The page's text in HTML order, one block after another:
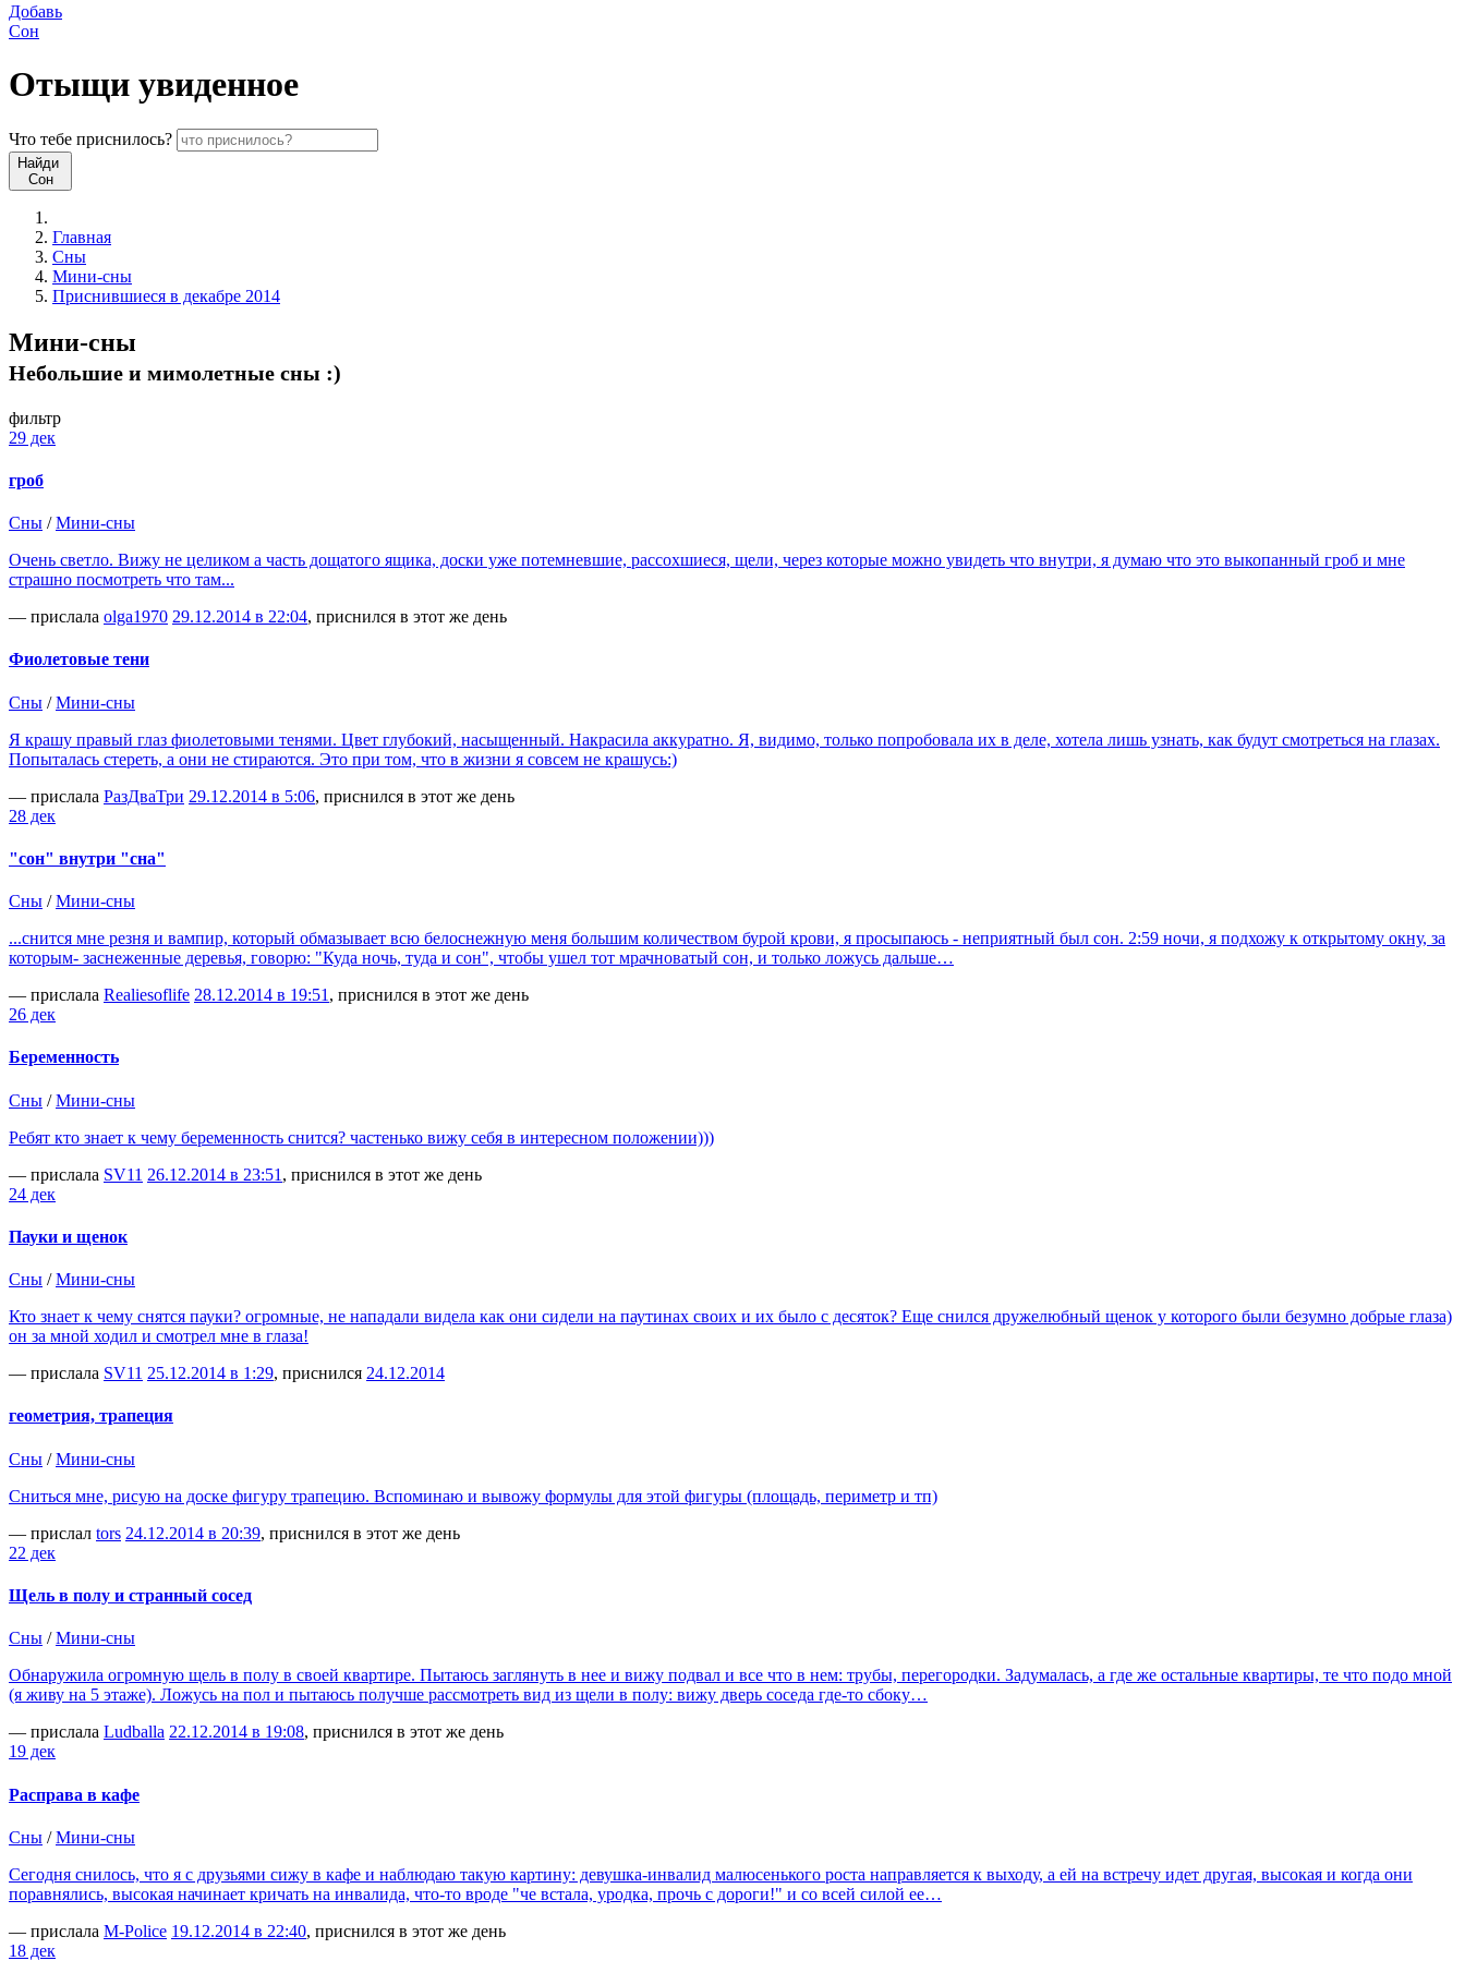
Добавь
Сон
Отыщи увиденное
Что тебе приснилось?
Найди
Сон
Главная
Сны
Мини-сны
Приснившиеся в декабре 2014
Мини-сны
Небольшие и мимолетные сны :)
фильтр
29 дек
гроб
Сны /Мини-сны
Очень светло. Вижу не целиком а часть дощатого ящика, доски уже потемневшие, рассохшиеся, щели, через которые можно увидеть что внутри, я думаю что это выкопанный гроб и мне
страшно посмотреть что там...
— прислала olga1970 29.12.2014 в 22:04, приснился в этот же день
Фиолетовые тени
Сны /Мини-сны
Я крашу правый глаз фиолетовыми тенями. Цвет глубокий, насыщенный. Накрасила аккуратно. Я, видимо, только попробовала их в деле, хотела лишь узнать, как будут смотреться на глазах.
Попыталась стереть, а они не стираются. Это при том, что в жизни я совсем не крашусь:)
— прислала РазДваТри 29.12.2014 в 5:06, приснился в этот же день
28 дек
"сон" внутри "сна"
Сны /Мини-сны
...снится мне резня и вампир, который обмазывает всю белоснежную меня большим количеством бурой крови, я просыпаюсь - неприятный был сон. 2:59 ночи, я подхожу к открытому окну, за
которым- заснеженные деревья, говорю: "Куда ночь, туда и сон", чтобы ушел тот мрачноватый сон, и только ложусь дальше…
— прислала Realiesoflife 28.12.2014 в 19:51 , приснился в этот же день
26 дек
Беременность
Сны /Мини-сны
Ребят кто знает к чему беременность снится? частенько вижу себя в интересном положении)))
— прислала SV11 26.12.2014 в 23:51 , приснился в этот же день
24 дек
Пауки и щенок
Сны /Мини-сны
Кто знает к чему снятся пауки? огромные, не нападали видела как они сидели на паутинах своих и их было с десяток? Еще снился дружелюбный щенок у которого были безумно добрые глаза)
он за мной ходил и смотрел мне в глаза!
— прислала SV11 25.12.2014 в 1:29, приснился 24.12.2014
геометрия, трапеция
Сны /Мини-сны
Сниться мне, рисую на доске фигуру трапецию. Вспоминаю и вывожу формулы для этой фигуры (площадь, периметр и тп)
— прислал tors 24.12.2014 в 20:39, приснился в этот же день
22 дек
Щель в полу и странный сосед
Сны /Мини-сны
Обнаружила огромную щель в полу в своей квартире. Пытаюсь заглянуть в нее и вижу подвал и все что в нем: трубы, перегородки. Задумалась, а где же остальные квартиры, те что подо мной
(я живу на 5 этаже). Ложусь на пол и пытаюсь получше рассмотреть вид из щели в полу: вижу дверь соседа где-то сбоку…
— прислала Ludballa 22.12.2014 в 19:08, приснился в этот же день
19 дек
Расправа в кафе
Сны /Мини-сны
Сегодня снилось, что я с друзьями сижу в кафе и наблюдаю такую картину: девушка-инвалид малюсенького роста направляется к выходу, а ей на встречу идет другая, высокая и когда они
поравнялись, высокая начинает кричать на инвалида, что-то вроде "че встала, уродка, прочь с дороги!" и со всей силой ее…
— прислала M-Police 19.12.2014 в 22:40, приснился в этот же день
18 дек